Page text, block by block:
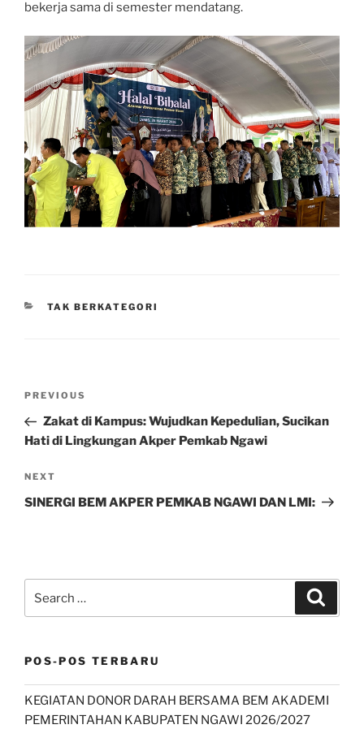
bekerja sama di semester mendatang.
CATEGORIES
TAK BERKATEGORI
Navigasi
Previous
Post
PREVIOUS
Zakat di Kampus: Wujudkan Kepedulian, Sucikan
Hati di Lingkungan Akper Pemkab Ngawi
Next
Post
NEXT
SINERGI BEM AKPER PEMKAB NGAWI DAN LMI:
POS-POS TERBARU
KEGIATAN DONOR DARAH BERSAMA BEM AKADEMI
PEMERINTAHAN KABUPATEN NGAWI 2026/2027